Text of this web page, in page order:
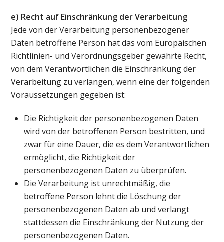
e) Recht auf Einschränkung der Verarbeitung
Jede von der Verarbeitung personenbezogener
Daten betroffene Person hat das vom Europäischen
Richtlinien- und Verordnungsgeber gewährte Recht,
von dem Verantwortlichen die Einschränkung der
Verarbeitung zu verlangen, wenn eine der folgenden
Voraussetzungen gegeben ist:
Die Richtigkeit der personenbezogenen Daten
wird von der betroffenen Person bestritten, und
zwar für eine Dauer, die es dem Verantwortlichen
ermöglicht, die Richtigkeit der
personenbezogenen Daten zu überprüfen.
Die Verarbeitung ist unrechtmäßig, die
betroffene Person lehnt die Löschung der
personenbezogenen Daten ab und verlangt
stattdessen die Einschränkung der Nutzung der
personenbezogenen Daten.